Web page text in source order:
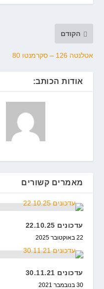
הקודם
אטלנטה 126 – סקרמנטו 80
אודות הכותב:
מאמרים קשורים
עדכונים 22.10.25
22 באוקטובר 2025
עדכונים 30.11.21
30 בנובמבר 2021